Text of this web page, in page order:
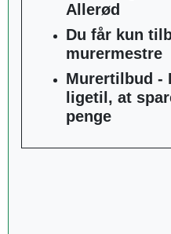
Allerød
Du får kun
murermestre
Murertilbud -
ligetil, at
penge